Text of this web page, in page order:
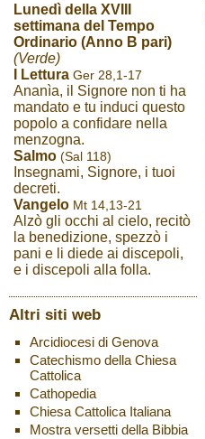
Lunedì della XVIII
settimana del Tempo
Ordinario (Anno B pari)
(Verde)
I Lettura Ger 28,1-17
Ananìa, il Signore non ti ha
mandato e tu induci questo
popolo a confidare nella
menzogna.
Salmo (Sal 118)
Insegnami, Signore, i tuoi
decreti.
Vangelo Mt 14,13-21
Alzò gli occhi al cielo, recitò
la benedizione, spezzò i
pani e li diede ai discepoli,
e i discepoli alla folla.
Altri siti web
Arcidiocesi di Genova
Catechismo della Chiesa
Cattolica
Cathopedia
Chiesa Cattolica Italiana
Mostra versetti della Bibbia